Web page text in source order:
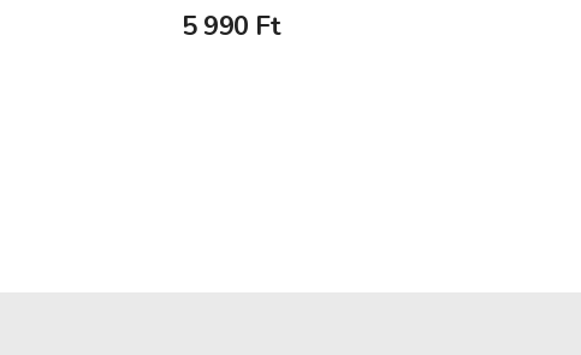
5 990 Ft